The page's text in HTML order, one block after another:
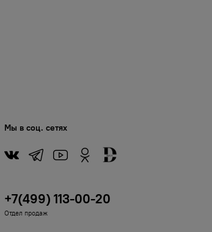
Мы в соц. сетях
+7(499) 113-00-20
Отдел продаж